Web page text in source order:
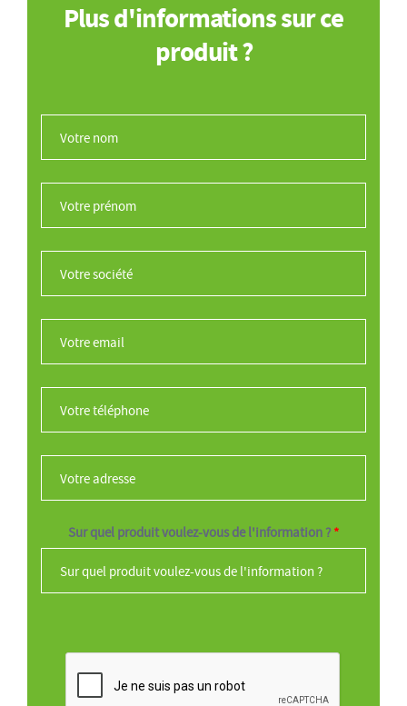
Plus d'informations sur ce
produit ?
Sur quel produit voulez-vous de l'information ? *